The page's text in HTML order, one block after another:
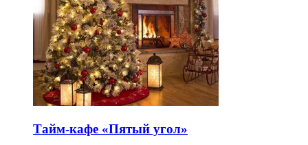
Тайм-кафе «Пятый угол»